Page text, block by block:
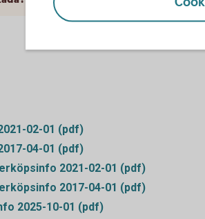
02-01 (pdf)
04-01 (pdf)
2021-02-01 (pdf)
2017-04-01 (pdf)
2025-10-01 (pdf)